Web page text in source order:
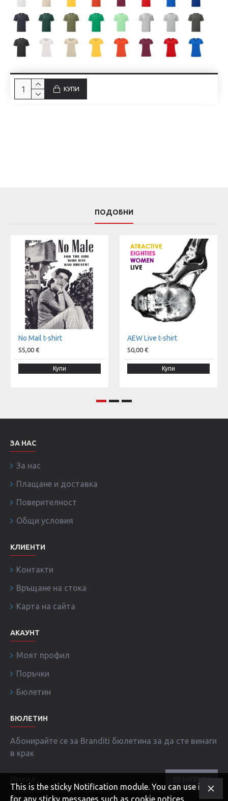
КУПИ
ПОДОБНИ
No Mail t-shirt
55,00 €
Купи
AEW Live t-shirt
50,00 €
Купи
ЗА НАС
За нас
Плащане и доставка
Поверителност
Общи условия
КЛИЕНТИ
Контакти
Връщане на стока
Карта на сайта
АКАУНТ
Моят профил
Поръчки
Бюлетин
БЮЛЕТИН
Абонирайте се за Branditi бюлетина за да сте винаги
в крак
ИЗПРАТИ
This is the sticky Notification module. You can use it
for any sticky messages such as cookie notices,